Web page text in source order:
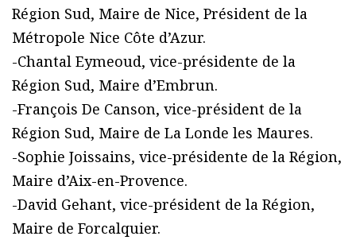
Région Sud, Maire de Nice, Président de la
Métropole Nice Côte d’Azur.
-Chantal Eymeoud, vice-présidente de la
Région Sud, Maire d’Embrun.
-François De Canson, vice-président de la
Région Sud, Maire de La Londe les Maures.
-Sophie Joissains, vice-présidente de la Région,
Maire d’Aix-en-Provence.
-David Gehant, vice-président de la Région,
Maire de Forcalquier.